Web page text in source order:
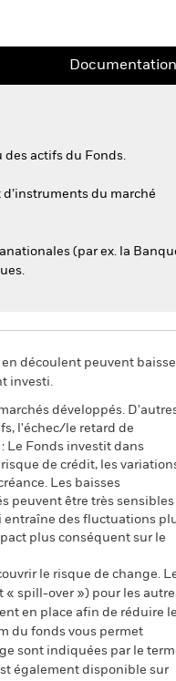
Documentation
des actifs du Fonds.
du marché
(par ex. la
découlent peuvent
investi.
développés.
l'échec/le retard de
Le Fonds investit dans
de crédit, les
Les baisses
peuvent être très sensibles
entraîne des fluctuations
plus conséquent sur le
le risque de change.
« spill-over ») pour les
en place afin de réduire le
du fonds vous permet
sont indiquées par le
également disponible sur